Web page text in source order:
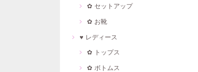
✿ セットアップ
✿ お靴
♥ レディース
✿ トップス
✿ ボトムス